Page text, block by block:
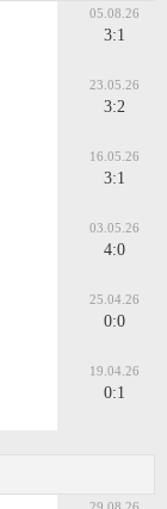
05.08.26
3:1
23.05.26
3:2
16.05.26
3:1
03.05.26
4:0
25.04.26
0:0
19.04.26
0:1